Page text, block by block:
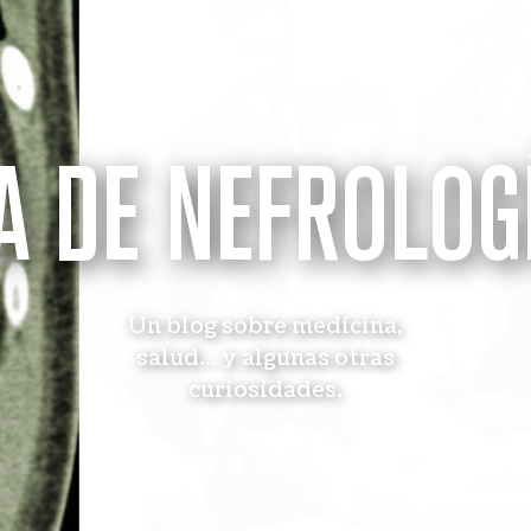
DE
Un blog sobre medicina,
salud... y algunas otras
curiosidades.